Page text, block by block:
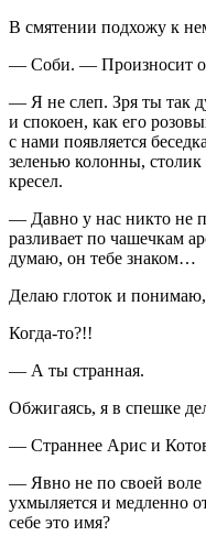
В смятении подхожу к
— Соби. — Произносит
— Я не слеп. Зря ты так
и спокоен, как его
с нами появляется
зеленью колонны,
кресел.
— Давно у нас никто не
разливает по чашечкам
думаю, он тебе знаком…
Делаю глоток и
Когда-то?!!
— А ты странная.
Обжигаясь, я в спешке
— Страннее Арис и
— Явно не по своей
ухмыляется и медленно
себе это имя?